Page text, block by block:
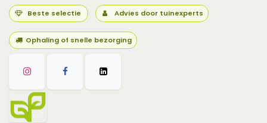
Beste selectie Advies door tuinexperts
Ophaling of snelle bezorging